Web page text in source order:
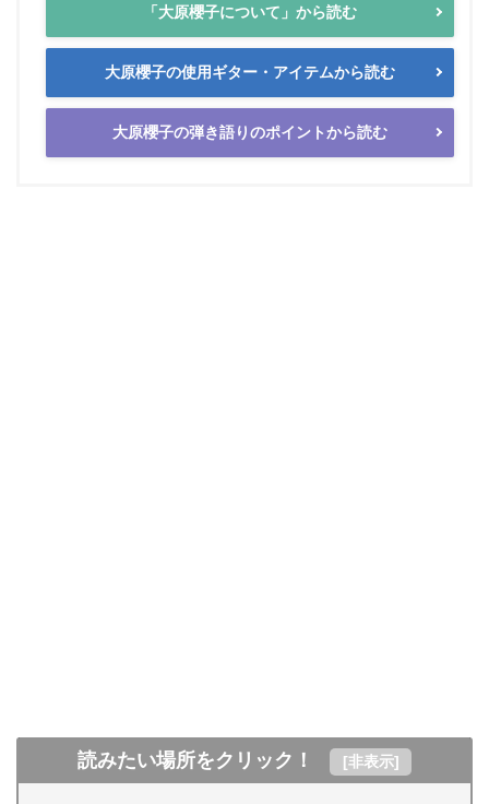
「大原櫻子について」から読む
大原櫻子の使用ギター・アイテムから読む
大原櫻子の弾き語りのポイントから読む
読みたい場所をクリック！ [非表示]